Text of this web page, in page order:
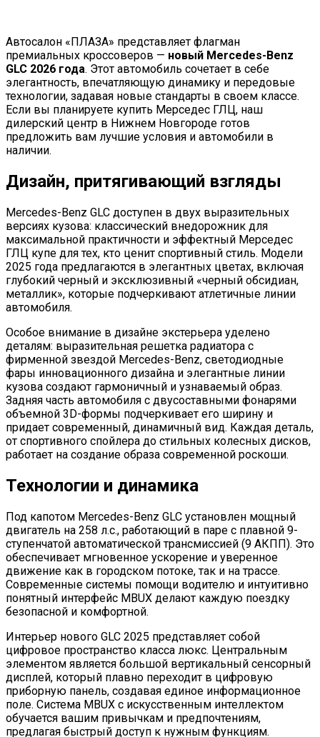
Автосалон «ПЛАЗА» представляет флагман
премиальных кроссоверов — новый Mercedes-Benz
GLC 2026 года. Этот автомобиль сочетает в себе
элегантность, впечатляющую динамику и передовые
технологии, задавая новые стандарты в своем классе.
Если вы планируете купить Мерседес ГЛЦ, наш
дилерский центр в Нижнем Новгороде готов
предложить вам лучшие условия и автомобили в
наличии.
Дизайн, притягивающий взгляды
Mercedes-Benz GLC доступен в двух выразительных
версиях кузова: классический внедорожник для
максимальной практичности и эффектный Мерседес
ГЛЦ купе для тех, кто ценит спортивный стиль. Модели
2025 года предлагаются в элегантных цветах, включая
глубокий черный и эксклюзивный «черный обсидиан,
металлик», которые подчеркивают атлетичные линии
автомобиля.
Особое внимание в дизайне экстерьера уделено
деталям: выразительная решетка радиатора с
фирменной звездой Mercedes-Benz, светодиодные
фары инновационного дизайна и элегантные линии
кузова создают гармоничный и узнаваемый образ.
Задняя часть автомобиля с двусоставными фонарями
объемной 3D-формы подчеркивает его ширину и
придает современный, динамичный вид. Каждая деталь,
от спортивного спойлера до стильных колесных дисков,
работает на создание образа современной роскоши.
Технологии и динамика
Под капотом Mercedes-Benz GLC установлен мощный
двигатель на 258 л.с., работающий в паре с плавной 9-
ступенчатой автоматической трансмиссией (9 АКПП). Это
обеспечивает мгновенное ускорение и уверенное
движение как в городском потоке, так и на трассе.
Современные системы помощи водителю и интуитивно
понятный интерфейс MBUX делают каждую поездку
безопасной и комфортной.
Интерьер нового GLC 2025 представляет собой
цифровое пространство класса люкс. Центральным
элементом является большой вертикальный сенсорный
дисплей, который плавно переходит в цифровую
приборную панель, создавая единое информационное
поле. Система MBUX с искусственным интеллектом
обучается вашим привычкам и предпочтениям,
предлагая быстрый доступ к нужным функциям.